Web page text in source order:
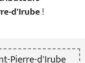
d'Irube!
Pierre-d'Irube